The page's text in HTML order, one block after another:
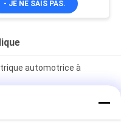
- JE NE SAIS PAS.
automotrice à
électrique à
d'extension 450 kg de